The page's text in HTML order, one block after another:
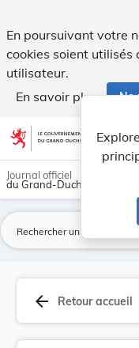
En poursuivant votre
cookies soient utilisés
utilisateur.
En savoir plus
Ne
Aller au contenu
Journal officiel
du Grand-Duché de
arrow_back Retour accueil